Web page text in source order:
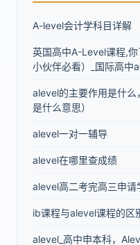
A-level会计学科目详解
英国高中A-Level课程,
小伙伴必看）_国际高中
alevel的主要作用是什
是什么意思）
alevel一对一辅导
alevel在哪里查成绩
alevel高二考完高三申请
ib课程与alevel课程的区
alevel_高中申本科，